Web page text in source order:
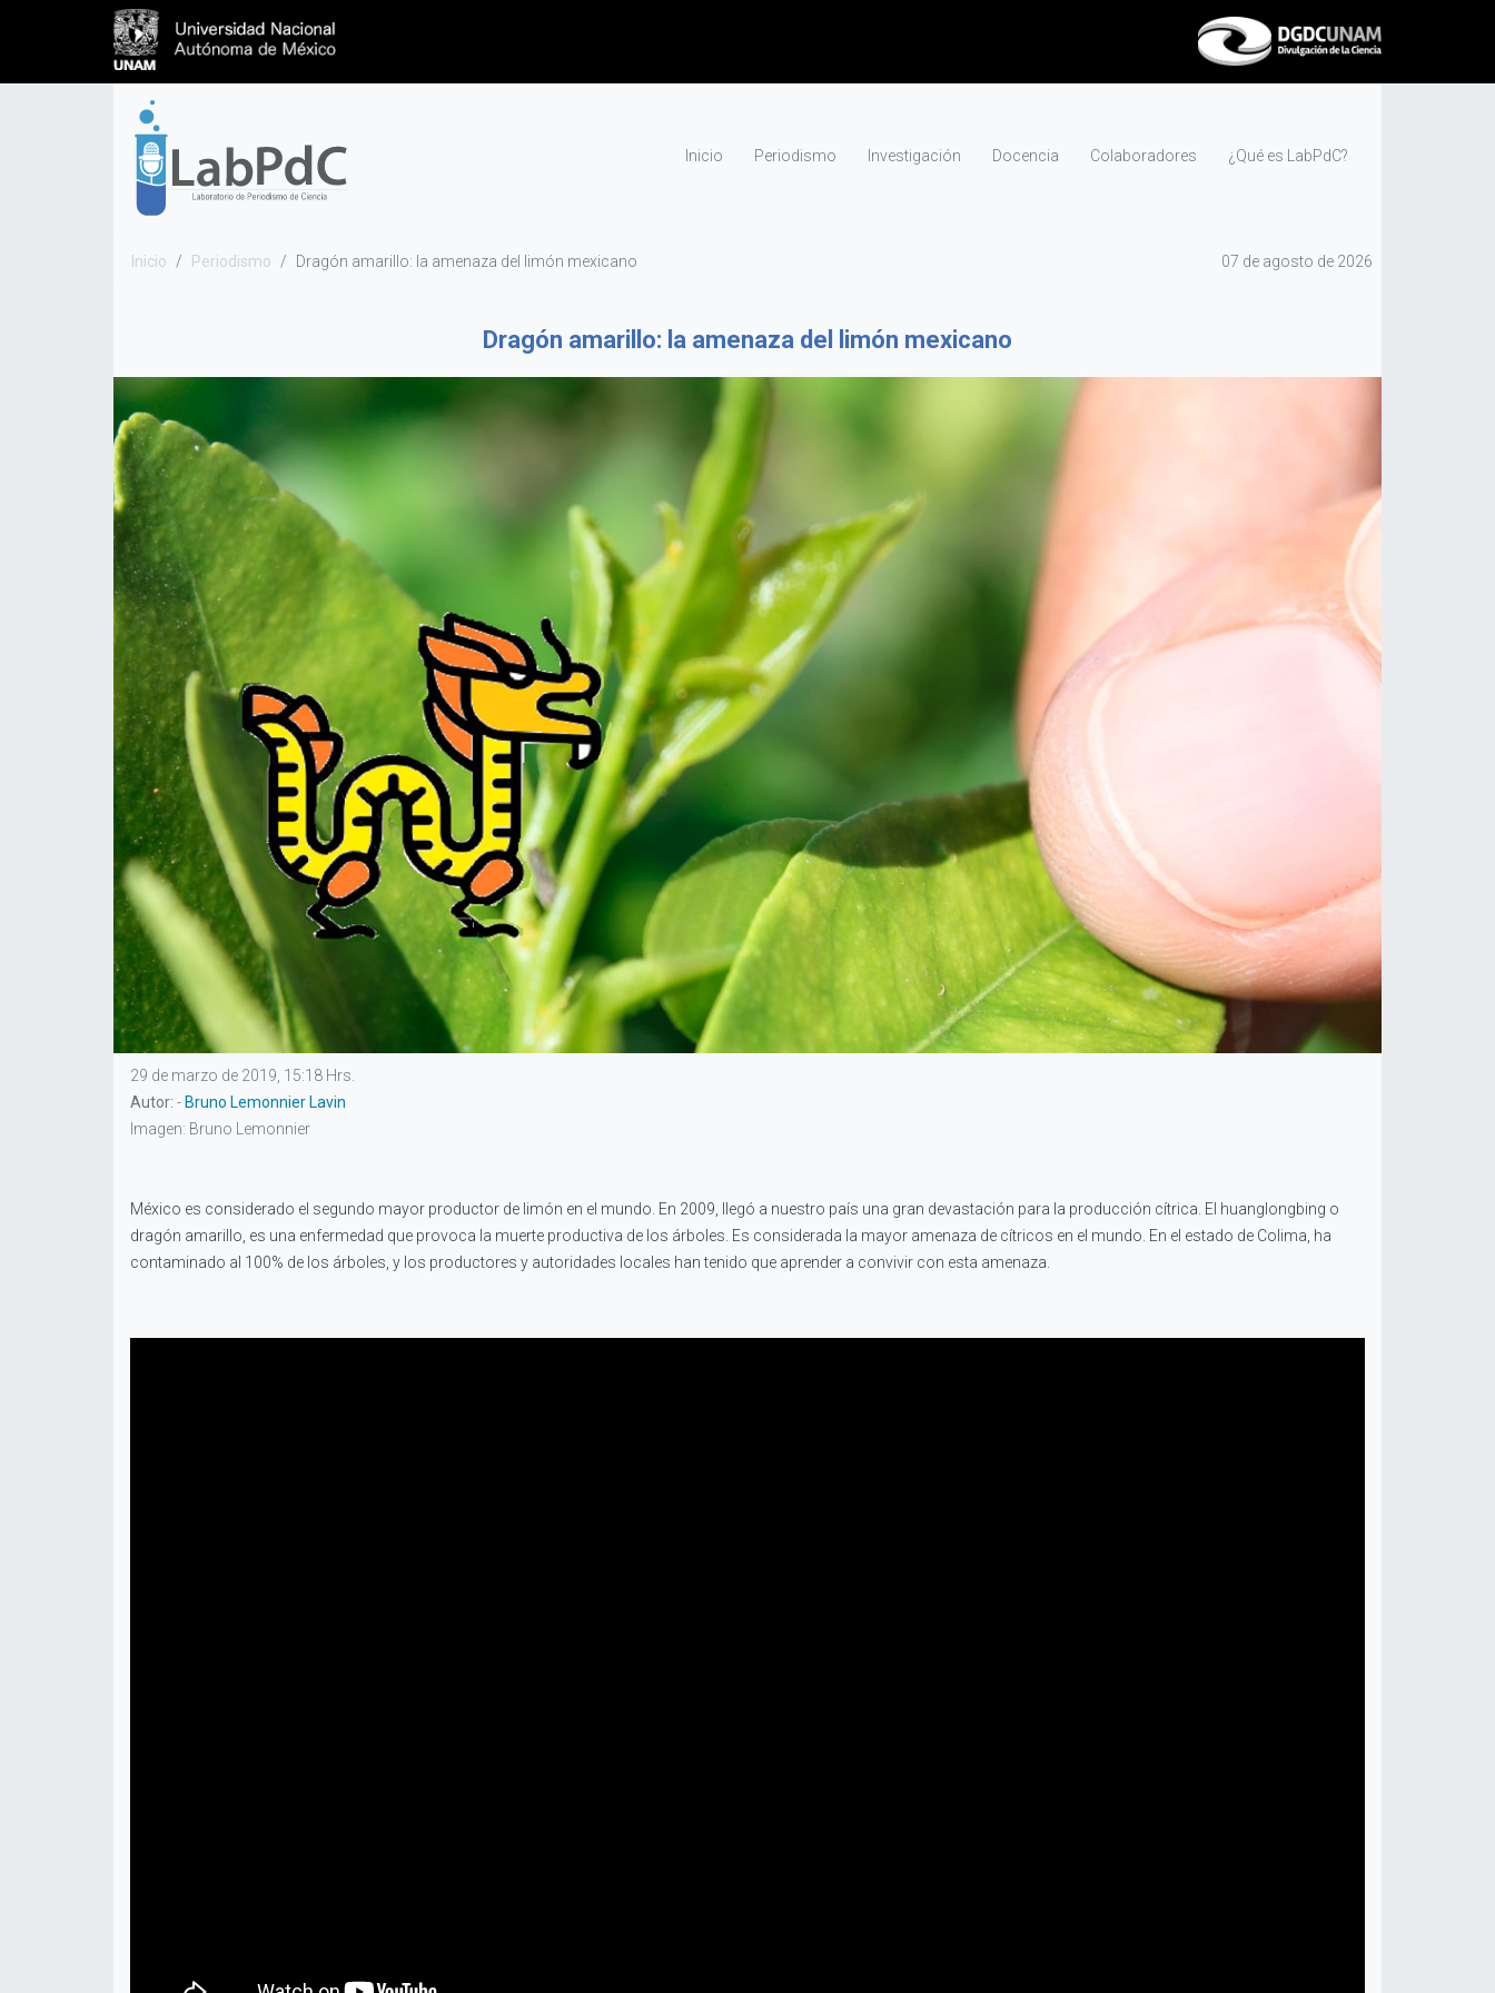
Inicio Periodismo Investigación Docencia Colaboradores ¿Qué es LabPdC?
Inicio Periodismo Dragón amarillo: la amenaza del limón mexicano 07 de agosto de 2026
Dragón amarillo: la amenaza del limón mexicano
29 de marzo de 2019, 15:18 Hrs.
Autor: -Bruno Lemonnier Lavin
Imagen: Bruno Lemonnier
México es considerado el segundo mayor productor de limón en el mundo. En 2009, llegó a nuestro país una gran devastación para la producción cítrica. El huanglongbing o
dragón amarillo, es una enfermedad que provoca la muerte productiva de los árboles. Es considerada la mayor amenaza de cítricos en el mundo. En el estado de Colima, ha
contaminado al 100% de los árboles, y los productores y autoridades locales han tenido que aprender a convivir con esta amenaza.